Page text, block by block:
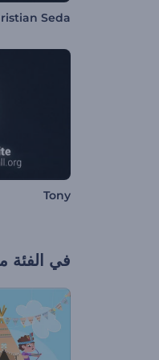
Seda
Tony
في الفئة